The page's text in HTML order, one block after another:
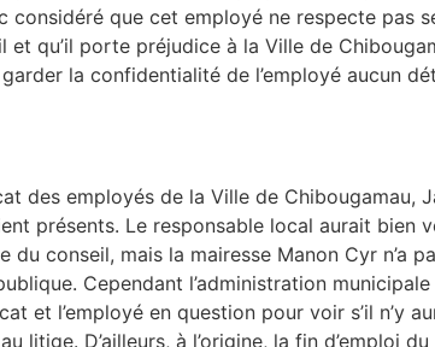
considéré que cet employé ne respecte pas
et qu’il porte préjudice à la Ville de
la confidentialité de l’employé aucun
des employés de la Ville de Chibougamau,
présents. Le responsable local aurait bien
du conseil, mais la mairesse Manon Cyr n’a
Cependant l’administration municipale
et l’employé en question pour voir s’il n’y
litige. D’ailleurs, à l’origine, la fin d’emploi